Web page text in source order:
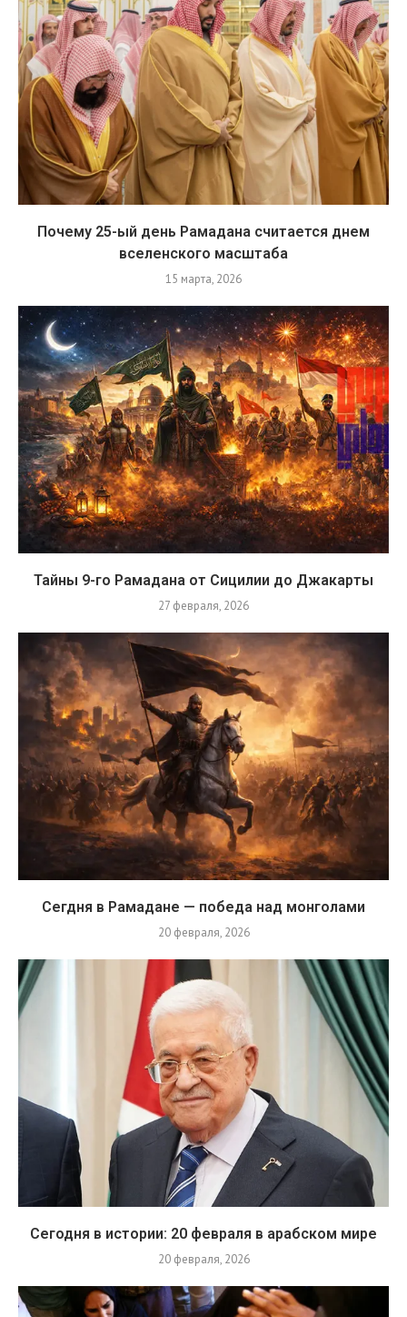
Почему 25-ый день Рамадана считается днем
вселенского масштаба
15 марта, 2026
Тайны 9-го Рамадана от Сицилии до Джакарты
27 февраля, 2026
Сегдня в Рамадане — победа над монголами
20 февраля, 2026
Сегодня в истории: 20 февраля в арабском мире
20 февраля, 2026